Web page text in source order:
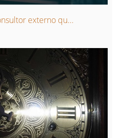
externo qu...